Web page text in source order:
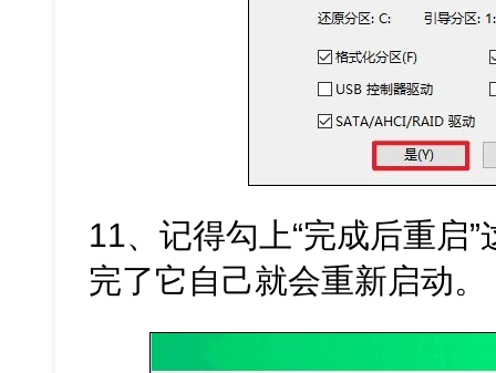
11、记得勾上“完成后重启
完了它自己就会重新启动。